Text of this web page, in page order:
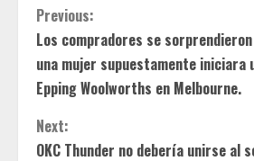
C
o
n
t
Previous:
Los compradores se
una mujer supuestamente iniciara
Epping Woolworths en Melbourne.
Next:
OKC Thunder no debería unirse al